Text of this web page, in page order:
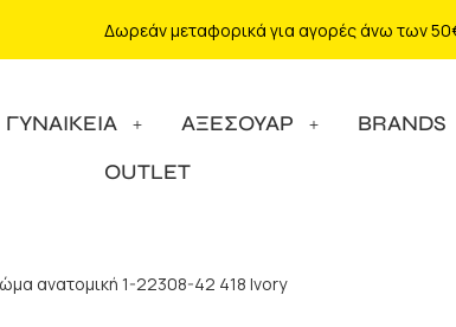
Δωρεάν μεταφορικά για αγορές άνω των
ΓΥΝΑΙΚΕΙΑ ΑΞΕΣΟΥΑΡ
BRANDS
OUTLET
ανατομική 1-22308-42 418 Ivory